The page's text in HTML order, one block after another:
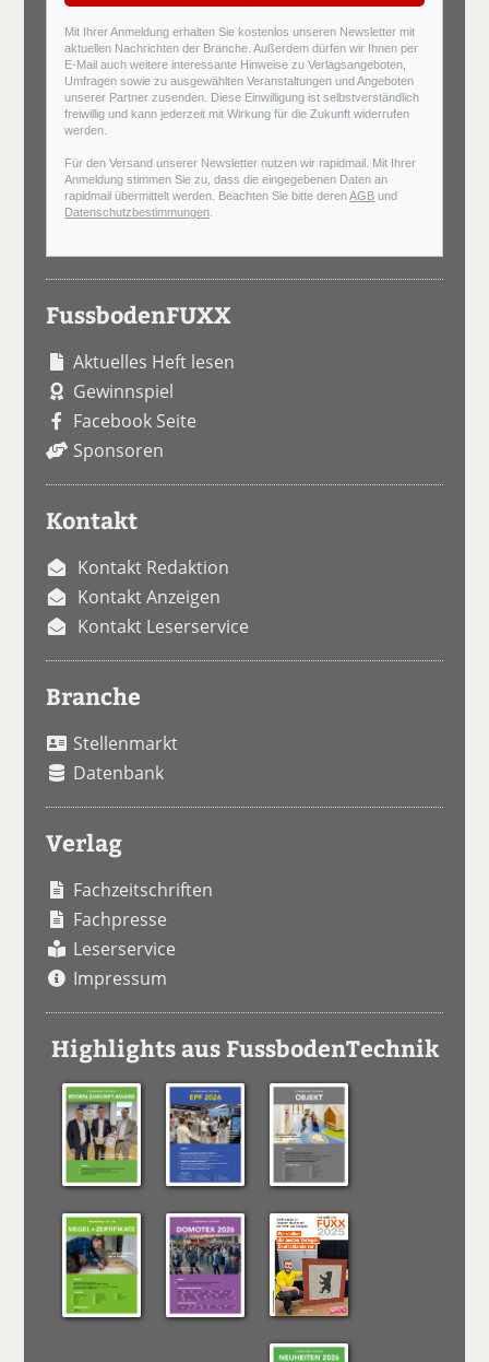
Mit Ihrer Anmeldung erhalten Sie kostenlos unseren Newsletter mit
aktuellen Nachrichten der Branche. Außerdem dürfen wir Ihnen per
E-Mail auch weitere interessante Hinweise zu Verlagsangeboten,
Umfragen sowie zu ausgewählten Veranstaltungen und Angeboten
unserer Partner zusenden. Diese Einwilligung ist selbstverständlich
freiwillig und kann jederzeit mit Wirkung für die Zukunft widerrufen
werden.
Für den Versand unserer Newsletter nutzen wir rapidmail. Mit Ihrer
Anmeldung stimmen Sie zu, dass die eingegebenen Daten an
rapidmail übermittelt werden. Beachten Sie bitte derenAGB und
Datenschutzbestimmungen
FussbodenFUXX
Aktuelles Heft lesen
Gewinnspiel
Facebook Seite
Sponsoren
Kontakt
Kontakt Redaktion
Kontakt Anzeigen
Kontakt Leserservice
Branche
Stellenmarkt
Datenbank
Verlag
Fachzeitschriften
Fachpresse
Leserservice
Impressum
Highlights aus FussbodenTechnik